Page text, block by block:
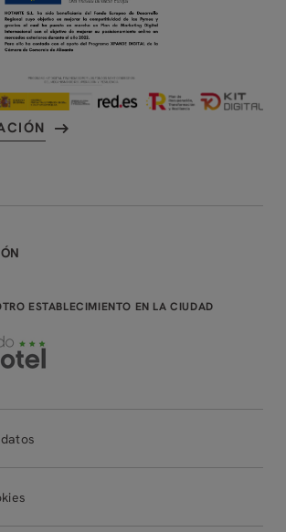
ESTABLECIMIENTO EN LA CIUDAD